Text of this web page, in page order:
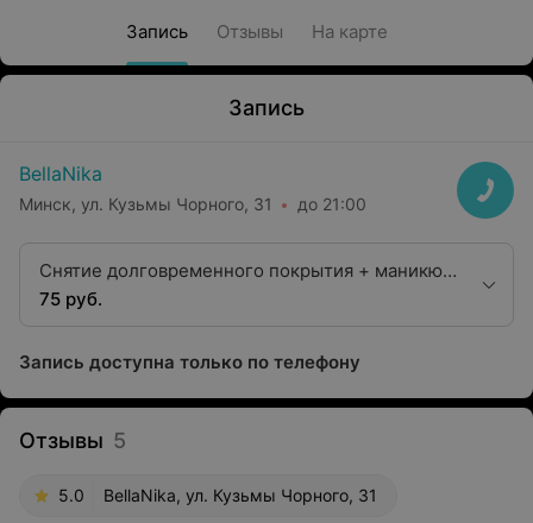
Запись Отзывы На карте
Запись
BellaNika
Минск, ул. Кузьмы Чорного, 31 до 21:00
Снятие долговременного покрытия + маникюр
+ долговременное покрытие
75 руб.
Запись доступна только по телефону
Отзывы 5
5.0 BellaNika, ул. Кузьмы Чорного, 31